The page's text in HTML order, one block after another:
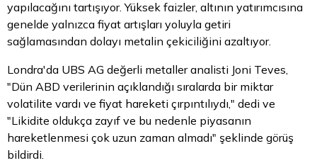
yapılacağını tartışıyor. Yüksek faizler, altının yatırımcısına
genelde yalnızca fiyat artışları yoluyla getiri
sağlamasından dolayı metalin çekiciliğini azaltıyor.
Londra'da UBS AG değerli metaller analisti Joni Teves,
"Dün ABD verilerinin açıklandığı sıralarda bir miktar
volatilite vardı ve fiyat hareketi çırpıntılıydı," dedi ve
"Likidite oldukça zayıf ve bu nedenle piyasanın
hareketlenmesi çok uzun zaman almadı" şeklinde görüş
bildirdi.